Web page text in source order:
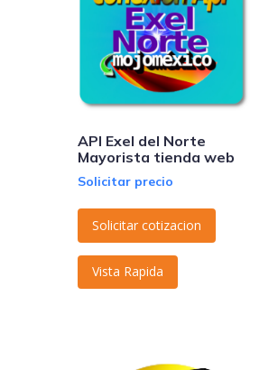
API Exel del Norte
Mayorista tienda web
Solicitar precio
Solicitar cotizacion
Vista Rapida